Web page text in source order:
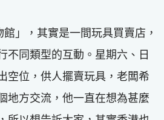
館」，其實是一間玩具買賣店，
不同類型的互動。星期六、日
空位，供人擺賣玩具，老闆希
地方交流，他一直在想為甚麼